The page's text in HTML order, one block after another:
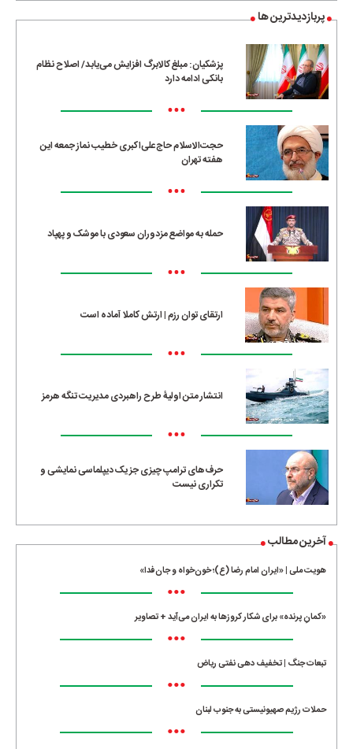
پربازدیدترین ها
پزشکیان: مبلغ کالابرگ افزایش می‌یابد/ اصلاح نظام
بانکی ادامه دارد
•••
حجت‌الاسلام حاج‌علی‌اکبری خطیب نماز جمعه این
هفته تهران
•••
حمله به مواضع مزدوران سعودی با موشک و پهپاد
•••
ارتقای توان رزم | ارتش کاملا آماده است
•••
انتشار متن اولیۀ طرح راهبردی مدیریت تنگه هرمز
•••
حرف‌های ترامپ چیزی جز یک دیپلماسی نمایشی و
تکراری نیست
آخرین مطالب
هویت ملی | «ایران امام رضا (ع)؛ خون‌خواه و جان‌فدا»
•••
«کمانِ پرنده» برای شکار کروزها به ایران می‌آید + تصاویر
•••
تبعات جنگ | تخفیف دهی نفتی ریاض
•••
حملات رژیم صهیونیستی به جنوب لبنان
•••